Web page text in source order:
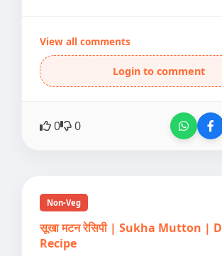
View all comments
Login to comment
0 0
Non-Veg
सूखा मटन रेसिपी | Sukha Mutton |
Recipe